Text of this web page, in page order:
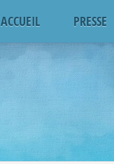
ACCUEIL PRESSE